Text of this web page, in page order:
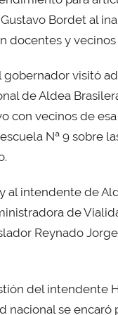
Bordet al
y vecinos
visitó
de Aldea
con vecinos de
Nª 9 sobre
al intendente de
de
Reynado
del intendente
nacional se